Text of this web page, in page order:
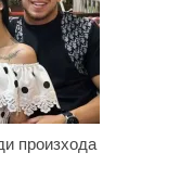
произхода